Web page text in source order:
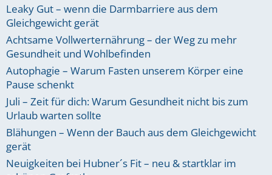
Leaky Gut – wenn die Darmbarriere aus dem
Gleichgewicht gerät
Achtsame Vollwerternährung – der Weg zu mehr
Gesundheit und Wohlbefinden
Autophagie – Warum Fasten unserem Körper eine
Pause schenkt
Juli – Zeit für dich: Warum Gesundheit nicht bis zum
Urlaub warten sollte
Blähungen – Wenn der Bauch aus dem Gleichgewicht
gerät
Neuigkeiten bei Hubner´s Fit – neu & startklar im